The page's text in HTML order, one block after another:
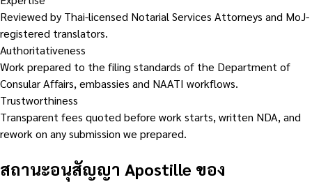
Reviewed by Thai-licensed Notarial Services Attorneys and MoJ-
registered translators.
Authoritativeness
Work prepared to the filing standards of the Department of
Consular Affairs, embassies and NAATI workflows.
Trustworthiness
Transparent fees quoted before work starts, written NDA, and
rework on any submission we prepared.
สถานะอนุสัญญา Apostille ของ